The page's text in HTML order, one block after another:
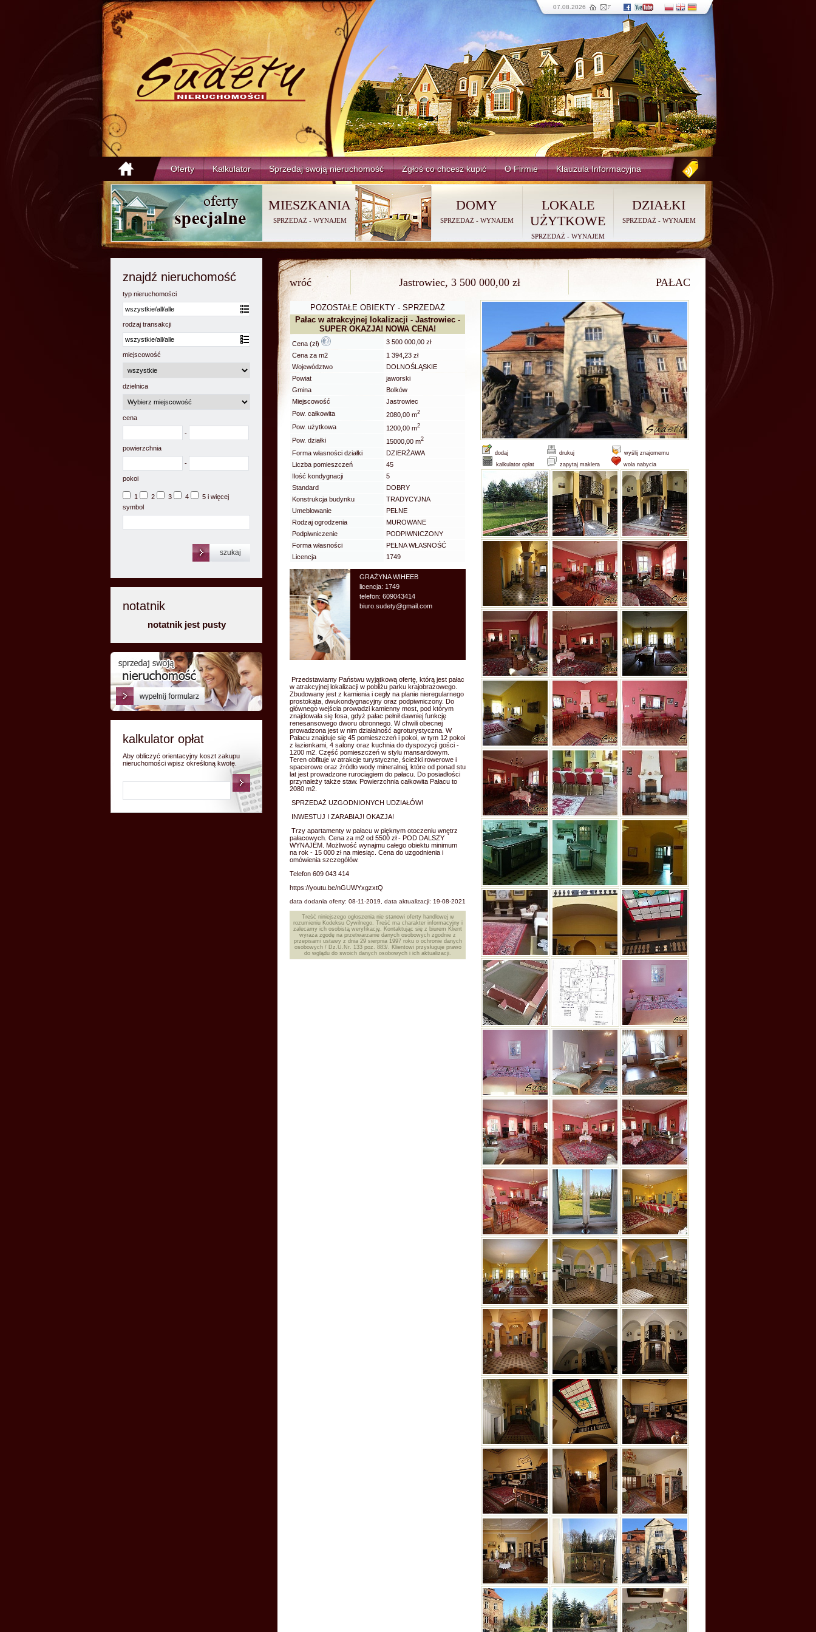
07.08.2026
Oferty Kalkulator Sprzedaj swoją nieruchomość Zgłoś co chcesz kupić O Firmie Klauzula Informacyjna
MIESZKANIA
SPRZEDAŻ - WYNAJEM
DOMY
SPRZEDAŻ - WYNAJEM
LOKALE
UŻYTKOWE
SPRZEDAŻ - WYNAJEM
DZIAŁKI
SPRZEDAŻ - WYNAJEM
znajdź nieruchomość
typ nieruchomości
rodzaj transakcji
miejscowość
dzielnica
cena
-
powierzchnia
-
pokoi
1 2 3 4
5 i więcej
symbol
notatnik
notatnik jest pusty
kalkulator opłat
Aby obliczyć orientacyjny koszt zakupu
nieruchomości wpisz określoną kwotę.
wróć Jastrowiec, 3 500 000,00 zł PAŁAC
POZOSTAŁE OBIEKTY - SPRZEDAŻ
Pałac w atrakcyjnej lokalizacji - Jastrowiec -
SUPER OKAZJA! NOWA CENA!
Cena (zł)
3 500 000,00 zł
Cena za m2
1 394,23 zł
Województwo
DOLNOŚLĄSKIE
Powiat
jaworski
Gmina
Bolków
Miejscowość
Jastrowiec
Pow. całkowita
2080,00 m2
Pow. użytkowa 1200,00 m2
Pow. działki 15000,00 m2
Forma własności działki
DZIERŻAWA
Liczba pomieszczeń
45
Ilość kondygnacji
5
Standard
DOBRY
Konstrukcja budynku
TRADYCYJNA
Umeblowanie
PEŁNE
Rodzaj ogrodzenia
MUROWANE
Podpiwniczenie
PODPIWNICZONY
Forma własności
PEŁNA WŁASNOŚĆ
Licencja
1749
GRAŻYNA WIHEEB
licencja: 1749
telefon: 609043414
biuro.sudety@gmail.com
Przedstawiamy Państwu wyjątkową ofertę, którą jest pałac
w atrakcyjnej lokalizacji w pobliżu parku krajobrazowego.
Zbudowany jest z kamienia i cegły na planie nieregularnego
prostokąta, dwukondygnacyjny oraz podpiwniczony. Do
głównego wejścia prowadzi kamienny most, pod którym
znajdowała się fosa, gdyż pałac pełnił dawniej funkcję
renesansowego dworu obronnego. W chwili obecnej
prowadzona jest w nim działalność agroturystyczna. W
Pałacu znajduje się 45 pomieszczeń i pokoi, w tym 12 pokoi
z łazienkami, 4 salony oraz kuchnia do dyspozycji gości -
1200 m2. Część pomieszczeń w stylu mansardowym.
Teren obfituje w atrakcje turystyczne, ścieżki rowerowe i
spacerowe oraz źródło wody mineralnej, które od ponad stu
lat jest prowadzone rurociągiem do pałacu. Do posiadłości
przynależy także staw. Powierzchnia całkowita Pałacu to
2080 m2.
SPRZEDAŻ UZGODNIONYCH UDZIAŁÓW!
INWESTUJ I ZARABIAJ! OKAZJA!
Trzy apartamenty w pałacu w pięknym otoczeniu wnętrz
pałacowych. Cena za m2 od 5500 zł - POD DALSZY
WYNAJEM. Możliwość wynajmu całego obiektu minimum
na rok - 15 000 zł na miesiąc. Cena do uzgodnienia i
omówienia szczegółów.
Telefon 609 043 414
https://youtu.be/nGUWYxgzxtQ
data dodania oferty: 08-11-2019, data aktualizacji: 19-08-2021
Treść niniejszego ogłoszenia nie stanowi oferty handlowej w
rozumieniu Kodeksu Cywilnego. Treść ma charakter informacyjny i
zalecamy ich osobistą weryfikację. Kontaktując się z biurem Klient
wyraża zgodę na przetwarzanie danych osobowych zgodnie z
przepisami ustawy z dnia 29 sierpnia 1997 roku o ochronie danych
osobowych / Dz.U.Nr. 133 poz. 883/. Klientowi przysługuje prawo
do wglądu do swoich danych osobowych i ich aktualizacji.
dodaj
kalkulator opłat
drukuj
zapytaj maklera
wyślij znajomemu
wola nabycia